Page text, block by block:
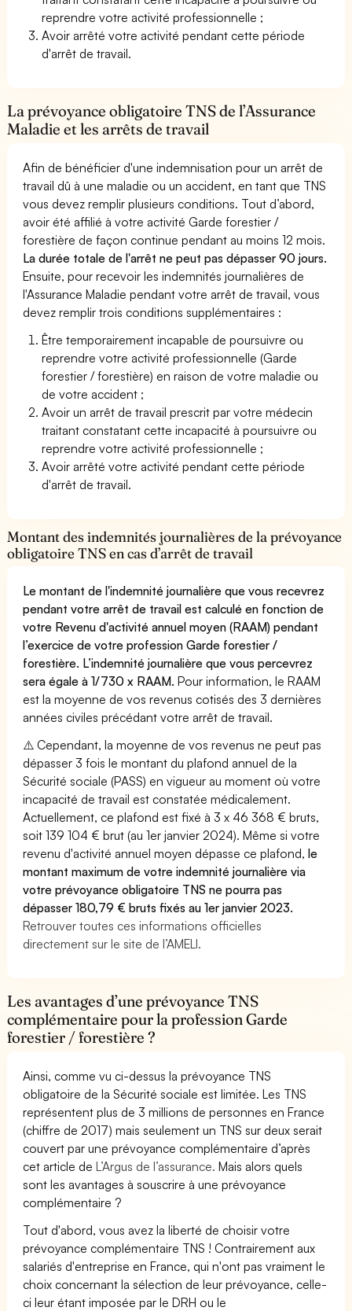
reprendre votre activité professionnelle ;
Avoir arrêté votre activité pendant cette période
d'arrêt de travail.
La prévoyance obligatoire TNS de l’Assurance
Maladie et les arrêts de travail
Afin de bénéficier d'une indemnisation pour un arrêt de
travail dû à une maladie ou un accident, en tant que TNS
vous devez remplir plusieurs conditions. Tout d’abord,
avoir été affilié à votre activité Garde forestier /
forestière de façon continue pendant au moins 12 mois.
La durée totale de l'arrêt ne peut pas dépasser 90 jours.
Ensuite, pour recevoir les indemnités journalières de
l'Assurance Maladie pendant votre arrêt de travail, vous
devez remplir trois conditions supplémentaires :
Être temporairement incapable de poursuivre ou
reprendre votre activité professionnelle (Garde
forestier / forestière) en raison de votre maladie ou
de votre accident ;
Avoir un arrêt de travail prescrit par votre médecin
traitant constatant cette incapacité à poursuivre ou
reprendre votre activité professionnelle ;
Avoir arrêté votre activité pendant cette période
d'arrêt de travail.
Montant des indemnités journalières de la prévoyance
obligatoire TNS en cas d’arrêt de travail
Le montant de l'indemnité journalière que vous recevrez
pendant votre arrêt de travail est calculé en fonction de
votre Revenu d'activité annuel moyen (RAAM) pendant
l’exercice de votre profession Garde forestier /
forestière. L’indemnité journalière que vous percevrez
sera égale à 1/730 x RAAM. Pour information, le RAAM
est la moyenne de vos revenus cotisés des 3 dernières
années civiles précédant votre arrêt de travail.
⚠️ Cependant, la moyenne de vos revenus ne peut pas
dépasser 3 fois le montant du plafond annuel de la
Sécurité sociale (PASS) en vigueur au moment où votre
incapacité de travail est constatée médicalement.
Actuellement, ce plafond est fixé à 3 x 46 368 € bruts,
soit 139 104 € brut (au 1er janvier 2024). Même si votre
revenu d'activité annuel moyen dépasse ce plafond,le
montant maximum de votre indemnité journalière via
votre prévoyance obligatoire TNS ne pourra pas
dépasser 180,79 € bruts fixés au 1er janvier 2023.
Retrouver toutes ces informations officielles
directement sur le site de l’AMELI.
Les avantages d’une prévoyance TNS
complémentaire pour la profession Garde
forestier / forestière ?
Ainsi, comme vu ci-dessus la prévoyance TNS
obligatoire de la Sécurité sociale est limitée. Les TNS
représentent plus de 3 millions de personnes en France
(chiffre de 2017) mais seulement un TNS sur deux serait
couvert par une prévoyance complémentaire d’après
cet article deL’Argus de l’assurance. Mais alors quels
sont les avantages à souscrire à une prévoyance
complémentaire ?
Tout d'abord, vous avez la liberté de choisir votre
prévoyance complémentaire TNS ! Contrairement aux
salariés d'entreprise en France, qui n'ont pas vraiment le
choix concernant la sélection de leur prévoyance, celle-
ci leur étant imposée par le DRH ou le